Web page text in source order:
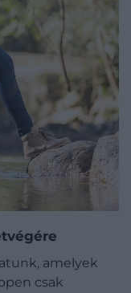
amelyek
csak